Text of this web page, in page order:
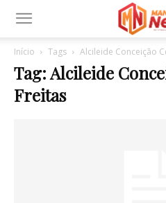
Início Tags Alcileide Conceição
Tag: Alcileide
Freitas